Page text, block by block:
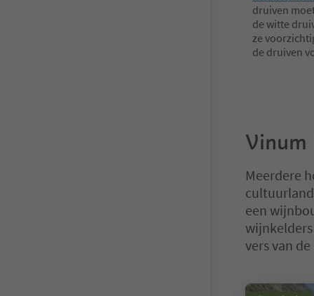
druiven
de witte
ze
de druiven
Vinum
Meerdere
een
vers van de